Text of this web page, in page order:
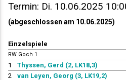
Termin: Di. 10.06.2025
(abgeschlossen am 10.06.2025)
Einzelspiele
RW Goch 1
1
Thyssen, Gerd (2, LK18,3)
2
van Leyen, Georg (3, LK19,2)